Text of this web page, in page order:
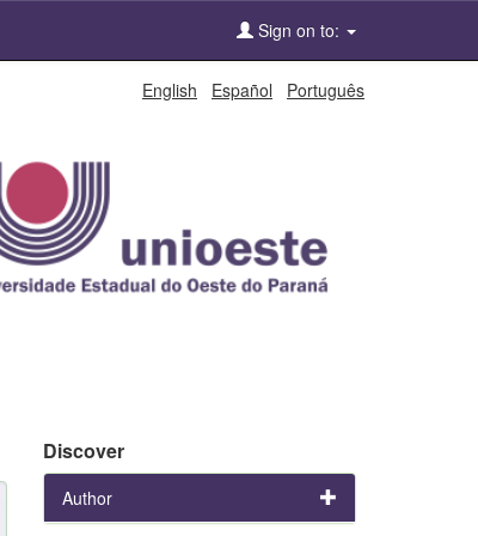
Sign on to:
English Español Português
Discover
Author